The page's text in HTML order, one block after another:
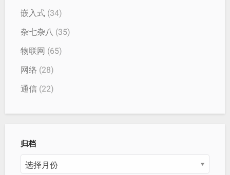
嵌入式 (34)
杂七杂八 (35)
物联网 (65)
网络 (28)
通信 (22)
归档
归
档